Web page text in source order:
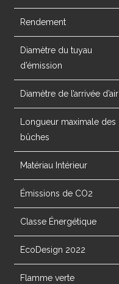
Rendement
Diamètre du tuyau
d’émission
Diamètre de l’arrivée d’air
Longueur maximale des
bûches
Matériau Intérieur
Émissions de CO2
Classe Énergétique
EcoDesign 2022
Flamme verte